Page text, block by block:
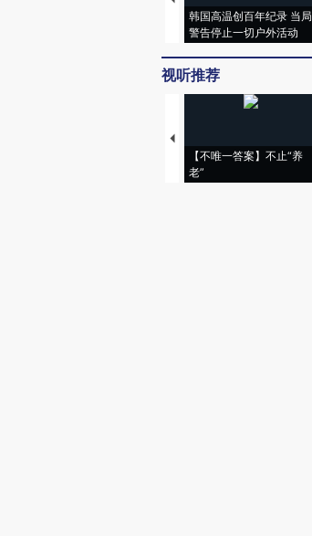
韩国高温创百年纪录 当局
警告停止一切户外活动
视听推荐
【不唯一答案】不止“养
老”